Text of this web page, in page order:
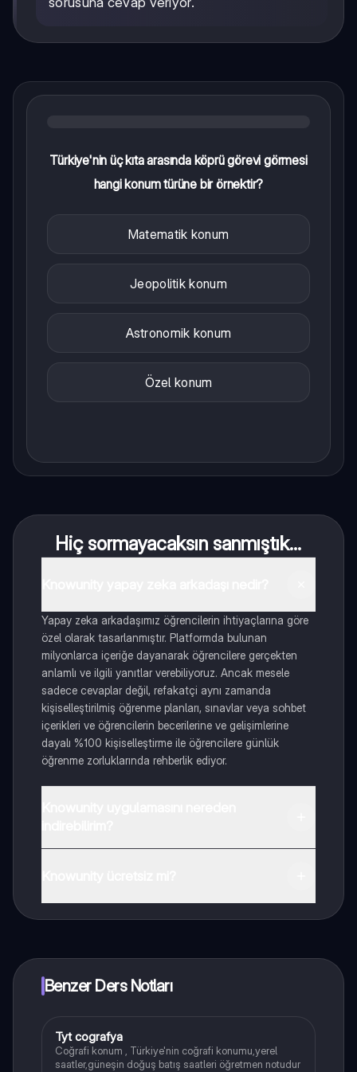
Türkiye'nin üç kıta arasında köprü görevi görmesi
hangi konum türüne bir örnektir?
Matematik konum
Jeopolitik konum
Astronomik konum
Özel konum
Hiç sormayacaksın sanmıştık...
Yapay zeka arkadaşımız öğrencilerin ihtiyaçlarına göre
özel olarak tasarlanmıştır. Platformda bulunan
milyonlarca içeriğe dayanarak öğrencilere gerçekten
anlamlı ve ilgili yanıtlar verebiliyoruz. Ancak mesele
sadece cevaplar değil, refakatçi aynı zamanda
kişiselleştirilmiş öğrenme planları, sınavlar veya sohbet
içerikleri ve öğrencilerin becerilerine ve gelişimlerine
dayalı %100 kişiselleştirme ile öğrencilere günlük
öğrenme zorluklarında rehberlik ediyor.
Benzer Ders Notları
Tarih
Tyt cografya
Coğrafi konum , Türkiye'nin coğrafi konumu,yerel
saatler,güneşin doğuş batış saatleri öğretmen notudur